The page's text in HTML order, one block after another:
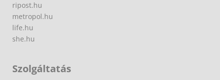
ripost.hu
metropol.hu
life.hu
she.hu
Szolgáltatás